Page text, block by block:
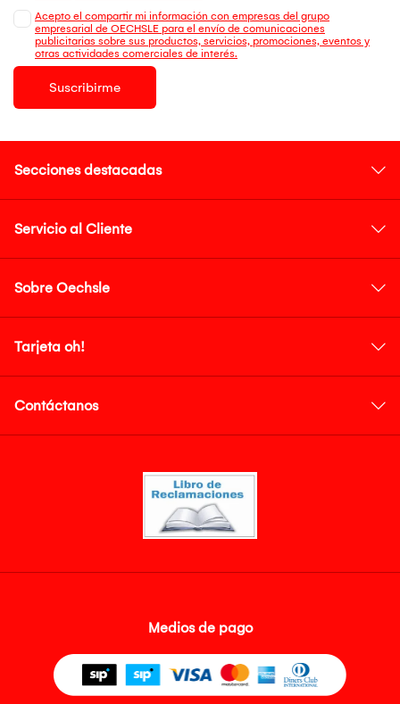
Acepto el compartir mi información con empresas del grupo
empresarial de OECHSLE para el envío de comunicaciones
publicitarias sobre sus productos, servicios, promociones, eventos y
otras actividades comerciales de interés.
Suscribirme
Secciones destacadas
Servicio al Cliente
Sobre Oechsle
Tarjeta oh!
Contáctanos
Medios de pago